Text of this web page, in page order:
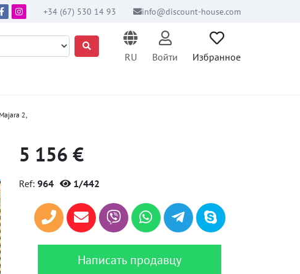
+34 (67) 530 14 93 info@discount-house.com
RU
Войти Избранное
2,
5 156 €
Ref: 964 1/442
Написать продавцу